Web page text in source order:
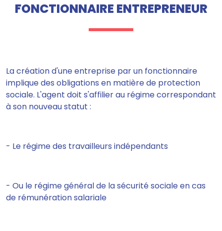
FONCTIONNAIRE ENTREPRENEUR
La création d'une entreprise par un fonctionnaire
implique des obligations en matière de protection
sociale. L'agent doit s'affilier au régime correspondant
à son nouveau statut :
- Le régime des travailleurs indépendants
- Ou le régime général de la sécurité sociale en cas
de rémunération salariale